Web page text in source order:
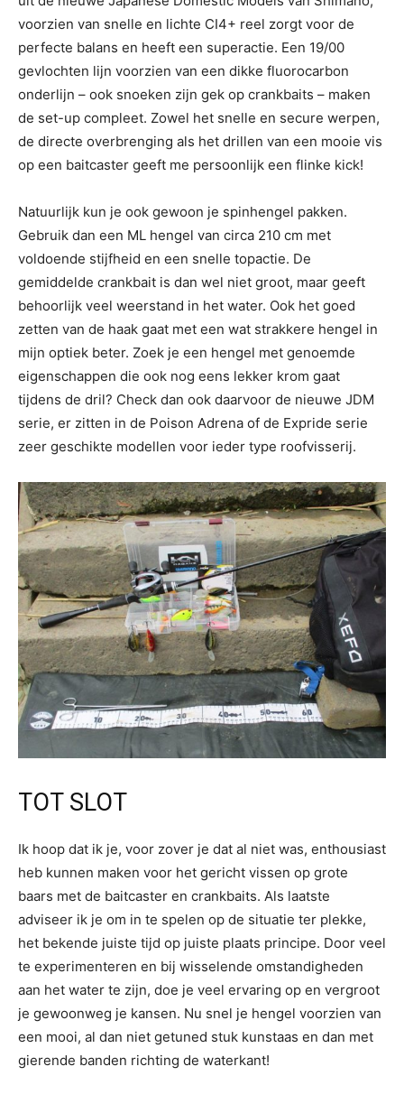
voorzien van snelle en lichte CI4+ reel zorgt voor de
perfecte balans en heeft een superactie. Een 19/00
gevlochten lijn voorzien van een dikke fluorocarbon
onderlijn – ook snoeken zijn gek op crankbaits – maken
de set-up compleet. Zowel het snelle en secure werpen,
de directe overbrenging als het drillen van een mooie vis
op een baitcaster geeft me persoonlijk een flinke kick!
Natuurlijk kun je ook gewoon je spinhengel pakken.
Gebruik dan een ML hengel van circa 210 cm met
voldoende stijfheid en een snelle topactie. De
gemiddelde crankbait is dan wel niet groot, maar geeft
behoorlijk veel weerstand in het water. Ook het goed
zetten van de haak gaat met een wat strakkere hengel in
mijn optiek beter. Zoek je een hengel met genoemde
eigenschappen die ook nog eens lekker krom gaat
tijdens de dril? Check dan ook daarvoor de nieuwe JDM
serie, er zitten in de Poison Adrena of de Expride serie
zeer geschikte modellen voor ieder type roofvisserij.
TOT SLOT
Ik hoop dat ik je, voor zover je dat al niet was, enthousiast
heb kunnen maken voor het gericht vissen op grote
baars met de baitcaster en crankbaits. Als laatste
adviseer ik je om in te spelen op de situatie ter plekke,
het bekende juiste tijd op juiste plaats principe. Door veel
te experimenteren en bij wisselende omstandigheden
aan het water te zijn, doe je veel ervaring op en vergroot
je gewoonweg je kansen. Nu snel je hengel voorzien van
een mooi, al dan niet getuned stuk kunstaas en dan met
gierende banden richting de waterkant!